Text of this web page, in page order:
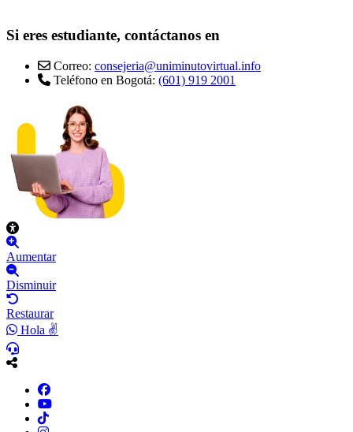
Si eres estudiante, contáctanos en
Correo: consejeria@uniminutovirtual.info
Teléfono en Bogotá: (601) 919 2001
Aumentar
Disminuir
Restaurar
Hola ✌